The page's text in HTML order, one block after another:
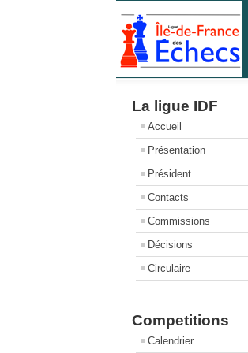
La ligue IDF
Accueil
Présentation
Président
Contacts
Commissions
Décisions
Circulaire
Competitions
Calendrier